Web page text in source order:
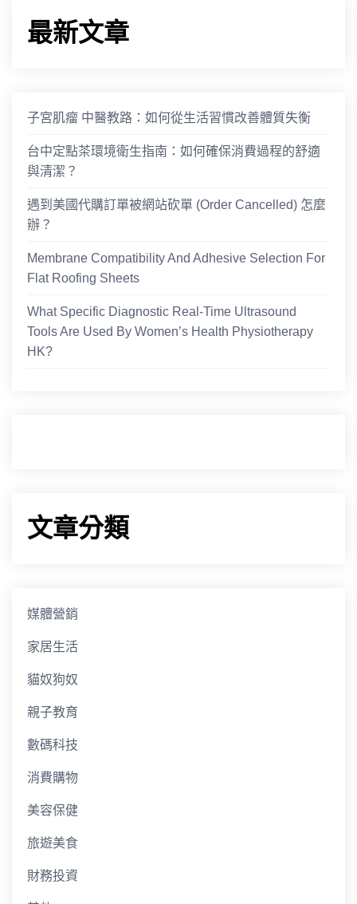
最新文章
子宮肌瘤 中醫教路：如何從生活習慣改善體質失衡
台中定點茶環境衛生指南：如何確保消費過程的舒適
與清潔？
遇到美國代購訂單被網站砍單 (Order Cancelled) 怎麼
辦？
Membrane Compatibility And Adhesive Selection For
Flat Roofing Sheets
What Specific Diagnostic Real-Time Ultrasound
Tools Are Used By Women’s Health Physiotherapy
HK?
文章分類
媒體營銷
家居生活
貓奴狗奴
親子教育
數碼科技
消費購物
美容保健
旅遊美食
財務投資